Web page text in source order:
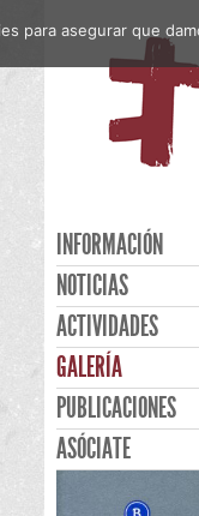
INFORMACIÓN
NOTICIAS
ACTIVIDADES
GALERÍA
PUBLICACIONES
ASÓCIATE
para asegurar que